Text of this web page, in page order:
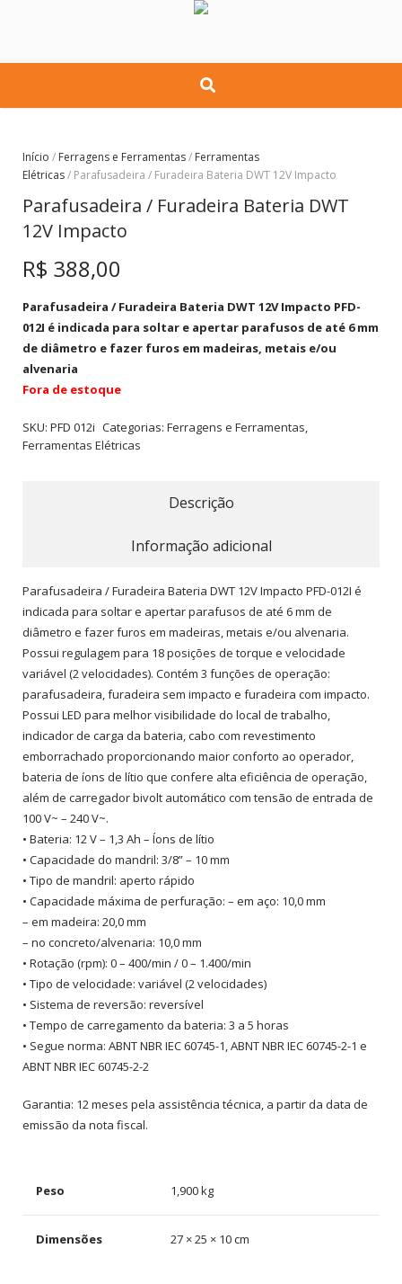
Início / Ferragens e Ferramentas/ Ferramentas
Elétricas/ Parafusadeira / Furadeira Bateria DWT 12V Impacto
Parafusadeira / Furadeira Bateria DWT
12V Impacto
R$ 388,00
Parafusadeira / Furadeira Bateria DWT 12V Impacto PFD-
012I é indicada para soltar e apertar parafusos de até 6 mm
de diâmetro e fazer furos em madeiras, metais e/ou
alvenaria
Fora de estoque
SKU: PFD 012i Categorias: Ferragens e Ferramentas
Ferramentas Elétricas
Descrição
Informação adicional
Parafusadeira / Furadeira Bateria DWT 12V Impacto PFD-012I é
indicada para soltar e apertar parafusos de até 6 mm de
diâmetro e fazer furos em madeiras, metais e/ou alvenaria.
Possui regulagem para 18 posições de torque e velocidade
variável (2 velocidades). Contém 3 funções de operação:
parafusadeira, furadeira sem impacto e furadeira com impacto.
Possui LED para melhor visibilidade do local de trabalho,
indicador de carga da bateria, cabo com revestimento
emborrachado proporcionando maior conforto ao operador,
bateria de íons de lítio que confere alta eficiência de operação,
além de carregador bivolt automático com tensão de entrada de
100 V~ – 240 V~.
• Bateria: 12 V – 1,3 Ah – Íons de lítio
• Capacidade do mandril: 3/8” – 10 mm
• Tipo de mandril: aperto rápido
• Capacidade máxima de perfuração: – em aço: 10,0 mm
– em madeira: 20,0 mm
– no concreto/alvenaria: 10,0 mm
• Rotação (rpm): 0 – 400/min / 0 – 1.400/min
• Tipo de velocidade: variável (2 velocidades)
• Sistema de reversão: reversível
• Tempo de carregamento da bateria: 3 a 5 horas
• Segue norma: ABNT NBR IEC 60745-1, ABNT NBR IEC 60745-2-1 e
ABNT NBR IEC 60745-2-2
Garantia: 12 meses pela assistência técnica, a partir da data de
emissão da nota fiscal.
Peso 1,900 kg
Dimensões 27 × 25 × 10 cm